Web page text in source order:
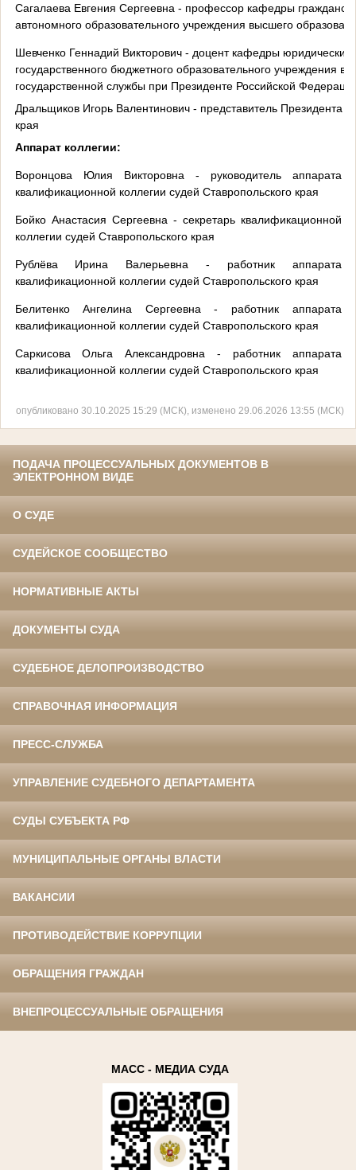
Сагалаева Евгения Сергеевна - профессор кафедры
автономного образовательного учреждения высшего
Шевченко Геннадий Викторович - доцент кафедры
государственного бюджетного образовательного учреждения
государственной службы при Президенте Российской
Дральщиков Игорь Валентинович - представитель Президента
края
Аппарат коллегии:
Воронцова Юлия Викторовна - руководитель аппарата
квалификационной коллегии судей Ставропольского края
Бойко Анастасия Сергеевна - секретарь квалификационной
коллегии судей Ставропольского края
Рублёва Ирина Валерьевна - работник аппарата
квалификационной коллегии судей Ставропольского края
Белитенко Ангелина Сергеевна - работник аппарата
квалификационной коллегии судей Ставропольского края
Саркисова Ольга Александровна - работник аппарата
квалификационной коллегии судей Ставропольского края
опубликовано 30.10.2025 15:29 (МСК), изменено 29.06.2026 13:55 (МСК)
ПОДАЧА ПРОЦЕССУАЛЬНЫХ ДОКУМЕНТОВ В
ЭЛЕКТРОННОМ ВИДЕ
О СУДЕ
СУДЕЙСКОЕ СООБЩЕСТВО
НОРМАТИВНЫЕ АКТЫ
ДОКУМЕНТЫ СУДА
СУДЕБНОЕ ДЕЛОПРОИЗВОДСТВО
СПРАВОЧНАЯ ИНФОРМАЦИЯ
ПРЕСС-СЛУЖБА
УПРАВЛЕНИЕ СУДЕБНОГО ДЕПАРТАМЕНТА
СУДЫ СУБЪЕКТА РФ
МУНИЦИПАЛЬНЫЕ ОРГАНЫ ВЛАСТИ
ВАКАНСИИ
ПРОТИВОДЕЙСТВИЕ КОРРУПЦИИ
ОБРАЩЕНИЯ ГРАЖДАН
ВНЕПРОЦЕССУАЛЬНЫЕ ОБРАЩЕНИЯ
МАСС - МЕДИА СУДА